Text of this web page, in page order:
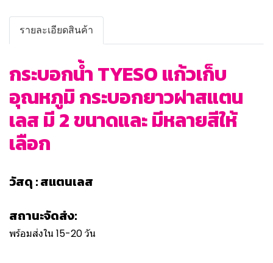
รายละเอียดสินค้า
กระบอกน้ำ TYESO แก้วเก็บ
อุณหภูมิ กระบอกยาวฝาสแตน
เลส มี 2 ขนาดและ มีหลายสีให้
เลือก
วัสดุ : สแตนเลส
สถานะจัดส่ง:
พร้อมส่งใน 15-20 วัน